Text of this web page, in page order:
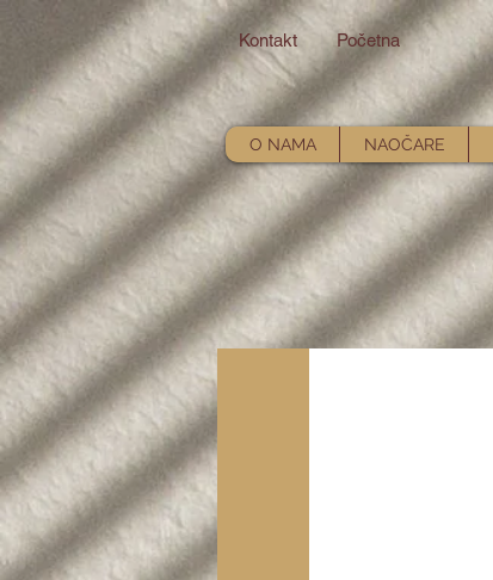
Kontakt Početna
O NAMA NAOČARE